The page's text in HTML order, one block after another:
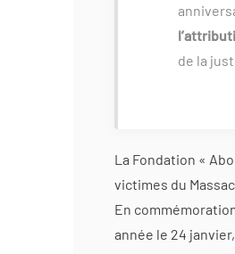
de la
La Fondation «
victimes du
En
année le 24